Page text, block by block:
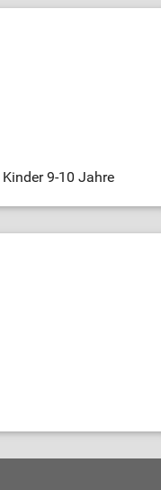
9-10 Jahre